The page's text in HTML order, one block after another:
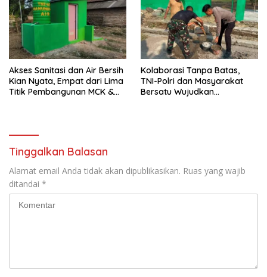
Akses Sanitasi dan Air Bersih
Kian Nyata, Empat dari Lima
Titik Pembangunan MCK &
Kolaborasi Tanpa Batas,
TNI-Polri dan Masyarakat
Bersatu Wujudkan
Tinggalkan Balasan
Alamat email Anda tidak akan dipublikasikan. Ruas yang wajib
ditandai *